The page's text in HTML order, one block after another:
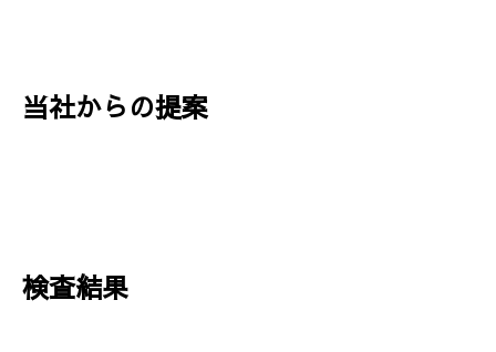
当社からの提案
検査結果